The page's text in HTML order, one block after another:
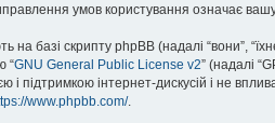
умов користування означає
базі скрипту phpBB (надалі “вони”,
“GNU General Public License v2” (надалі
і підтримкою інтернет-дискусій і не
www.phpbb.com/.